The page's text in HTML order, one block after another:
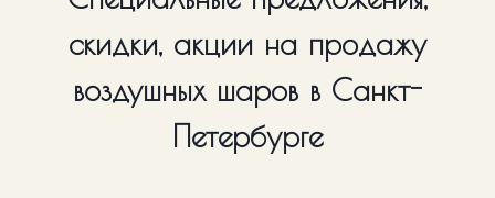
скидки, акции на продажу
воздушных шаров в Санкт-
Петербурге